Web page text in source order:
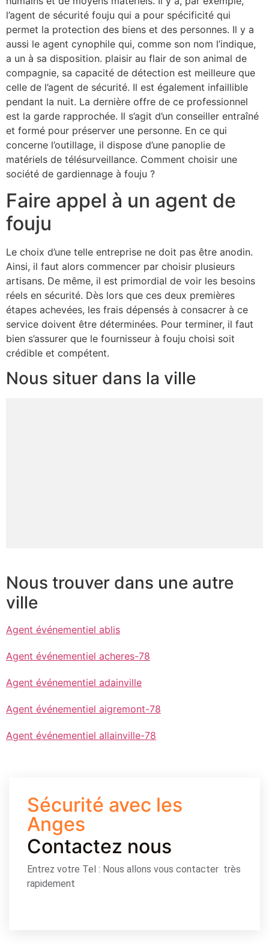
l’agent de sécurité fouju qui a pour spécificité qui
permet la protection des biens et des personnes. Il y a
aussi le agent cynophile qui, comme son nom l’indique,
a un à sa disposition. plaisir au flair de son animal de
compagnie, sa capacité de détection est meilleure que
celle de l’agent de sécurité. Il est également infaillible
pendant la nuit. La dernière offre de ce professionnel
est la garde rapprochée. Il s’agit d’un conseiller entraîné
et formé pour préserver une personne. En ce qui
concerne l’outillage, il dispose d’une panoplie de
matériels de télésurveillance. Comment choisir une
société de gardiennage à fouju ?
Faire appel à un agent de
fouju
Le choix d’une telle entreprise ne doit pas être anodin.
Ainsi, il faut alors commencer par choisir plusieurs
artisans. De même, il est primordial de voir les besoins
réels en sécurité. Dès lors que ces deux premières
étapes achevées, les frais dépensés à consacrer à ce
service doivent être déterminées. Pour terminer, il faut
bien s’assurer que le fournisseur à fouju choisi soit
crédible et compétent.
Nous situer dans la ville
Nous trouver dans une autre
ville
Agent événementiel ablis
Agent événementiel acheres-78
Agent événementiel adainville
Agent événementiel aigremont-78
Agent événementiel allainville-78
Sécurité avec les
Anges
Contactez nous
Entrez votre Tel : Nous allons vous contacter très
rapidement